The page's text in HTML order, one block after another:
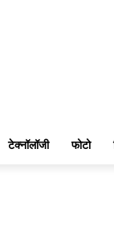
टेक्नॉलॉजी फोटो